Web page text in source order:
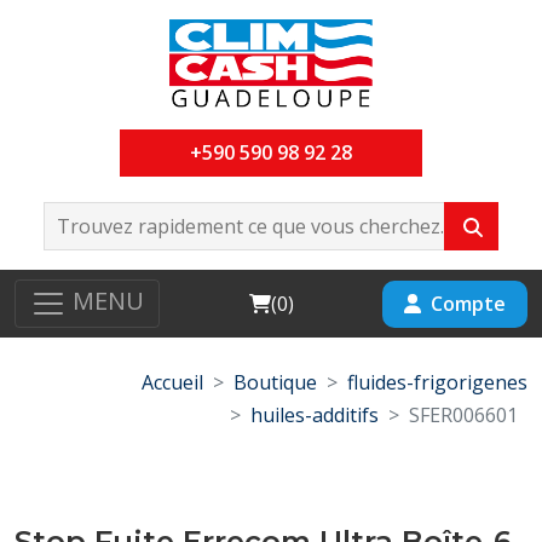
+590 590 98 92 28
MENU Cart
(0) Compte
Accueil Boutique
fluides-frigorigenes
huiles-additifs
SFER006601